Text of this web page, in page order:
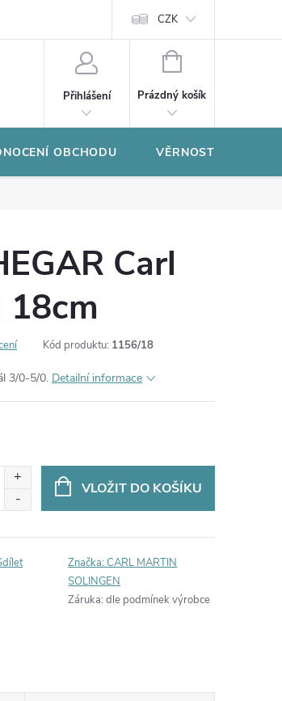
CZK
Přihlášení
NÁKUPNÍ
Prázdný košík
OBCHODU VĚRNOSTNÍ
Carl
Kód produktu: 1156/18
3/0-5/0. Detailní informace
VLOŽIT DO KOŠÍKU
Značka:CARL MARTIN
SOLINGEN
Záruka: dle podmínek výrobce